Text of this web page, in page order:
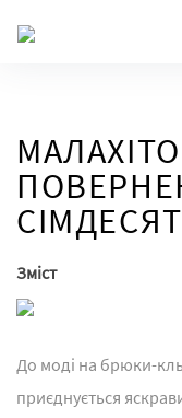
Зміст
До моді на брюки-
приєднується